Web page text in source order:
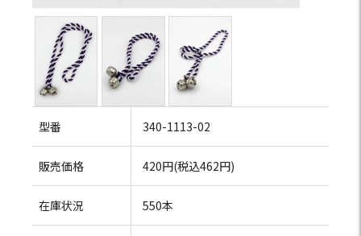
型番 340-1113-02
販売価格 420円(税込462円)
在庫状況 550本